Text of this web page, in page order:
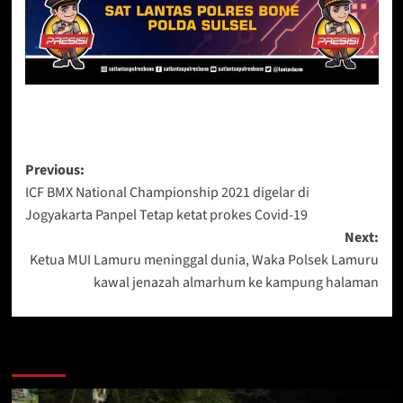
Post
navigation
Previous:
ICF BMX National Championship 2021 digelar di
Jogyakarta Panpel Tetap ketat prokes Covid-19
Next:
Ketua MUI Lamuru meninggal dunia, Waka Polsek Lamuru
kawal jenazah almarhum ke kampung halaman